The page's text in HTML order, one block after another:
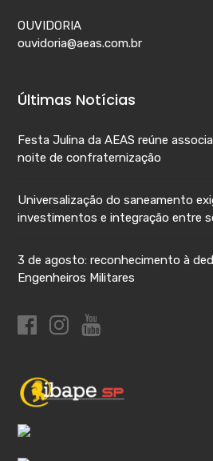
OUVIDORIA
ouvidoria@aeas.com.br
Últimas Notícias
Festa Julina da AEAS reúne
noite de confraternização
Universalização do saneamento
investimentos e integração entre
3 de agosto: reconhecimento à
Engenheiros Militares